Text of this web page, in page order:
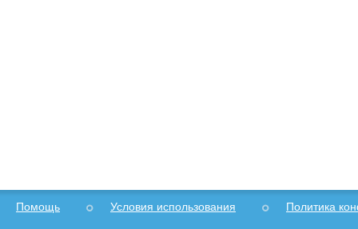
Помощь Условия использования Политика